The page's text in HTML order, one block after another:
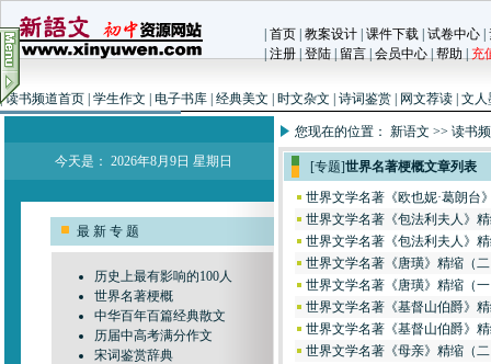
首页 教案设计 课件下载 试卷中心
注册 登陆 留言 会员中心 帮助 充
|读书频道首页 学生作文 电子书库 经典美文 时文杂文 诗词鉴赏 网文荐读 文
今天是： 2026年8月9日 星期日
最 新 专 题
历史上最有影响的100人
世界名著梗概
中华百年百篇经典散文
历届中高考满分作文
宋词鉴赏辞典
您现在的位置： 新语文 >> 读书
[专题]世界名著梗概文章列表
世界文学名著《欧也妮·葛朗台
世界文学名著《包法利夫人》
世界文学名著《包法利夫人》
世界文学名著《唐璜》精缩（
世界文学名著《唐璜》精缩（
世界文学名著《基督山伯爵》
世界文学名著《基督山伯爵》
世界文学名著《母亲》精缩（